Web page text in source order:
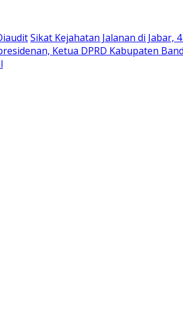
Sikat Kejahatan Jalanan di Jabar,
Ketua DPRD Kabupaten